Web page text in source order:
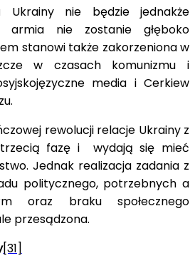
Ukrainy nie będzie jednakże
armia nie zostanie głęboko
stanowi także zakorzeniona w
w czasach komunizmu i
media i Cerkiew
rewolucji relacje Ukrainy z
trzecią fazę i wydają się mieć
Jednak realizacja zadania z
politycznego, potrzebnych a
oraz braku społecznego
przesądzona.
[31]